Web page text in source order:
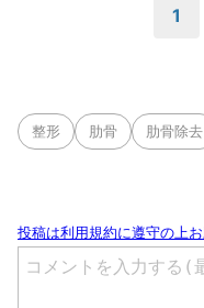
1
整形 肋骨 肋骨除去